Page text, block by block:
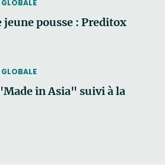
jeune pousse : Preditox
in Asia" suivi à la